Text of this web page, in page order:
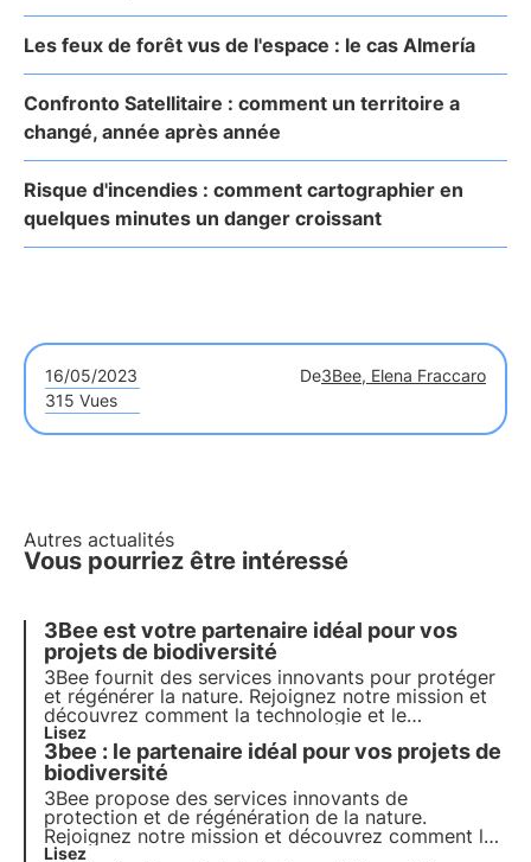
Les feux de forêt vus de l'espace : le cas Almería
Confronto Satellitaire : comment un territoire a
changé, année après année
Risque d'incendies : comment cartographier en
quelques minutes un danger croissant
16/05/2023 De3Bee, Elena Fraccaro
315 Vues
Autres actualités
Vous pourriez être intéressé
3Bee est votre partenaire idéal pour vos
projets de biodiversité
3Bee fournit des services innovants pour protéger
et régénérer la nature. Rejoignez notre mission et
découvrez comment la technologie et le
développement durable se rejoignent pour créer un
avenir plus vert pour les entreprises et la planète.
Lisez
3bee : le partenaire idéal pour vos projets de
biodiversité
3Bee propose des services innovants de
protection et de régénération de la nature.
Rejoignez notre mission et découvrez comment la
technologie et le développement durable se
Lisez